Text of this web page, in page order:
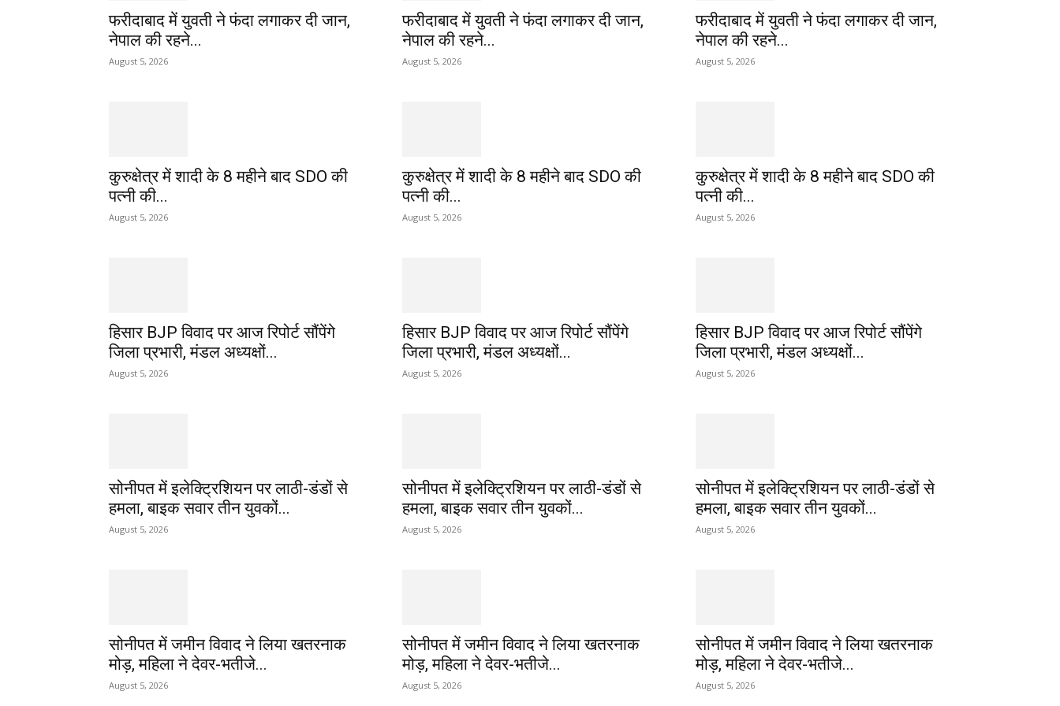
फरीदाबाद में युवती ने फंदा लगाकर दी जान,
नेपाल की रहने...
August 5, 2026
कुरुक्षेत्र में शादी के 8 महीने बाद SDO की
पत्नी की...
August 5, 2026
हिसार BJP विवाद पर आज रिपोर्ट सौंपेंगे
जिला प्रभारी, मंडल अध्यक्षों...
August 5, 2026
सोनीपत में इलेक्ट्रिशियन पर लाठी-डंडों से
हमला, बाइक सवार तीन युवकों...
August 5, 2026
सोनीपत में जमीन विवाद ने लिया खतरनाक
मोड़, महिला ने देवर-भतीजे...
August 5, 2026
फरीदाबाद में युवती ने फंदा लगाकर दी जान,
नेपाल की रहने...
August 5, 2026
कुरुक्षेत्र में शादी के 8 महीने बाद SDO की
पत्नी की...
August 5, 2026
हिसार BJP विवाद पर आज रिपोर्ट सौंपेंगे
जिला प्रभारी, मंडल अध्यक्षों...
August 5, 2026
सोनीपत में इलेक्ट्रिशियन पर लाठी-डंडों से
हमला, बाइक सवार तीन युवकों...
August 5, 2026
सोनीपत में जमीन विवाद ने लिया खतरनाक
मोड़, महिला ने देवर-भतीजे...
August 5, 2026
फरीदाबाद में युवती ने फंदा लगाकर दी जान,
नेपाल की रहने...
August 5, 2026
कुरुक्षेत्र में शादी के 8 महीने बाद SDO की
पत्नी की...
August 5, 2026
हिसार BJP विवाद पर आज रिपोर्ट सौंपेंगे
जिला प्रभारी, मंडल अध्यक्षों...
August 5, 2026
सोनीपत में इलेक्ट्रिशियन पर लाठी-डंडों से
हमला, बाइक सवार तीन युवकों...
August 5, 2026
सोनीपत में जमीन विवाद ने लिया खतरनाक
मोड़, महिला ने देवर-भतीजे...
August 5, 2026